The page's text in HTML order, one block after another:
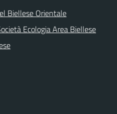
Biellese Orientale
Ecologia Area Biellese